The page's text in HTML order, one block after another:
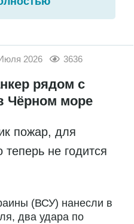
2026 3636
рядом с
Чёрном море
пожар, для
не годится
(ВСУ) нанесли в
два удара по